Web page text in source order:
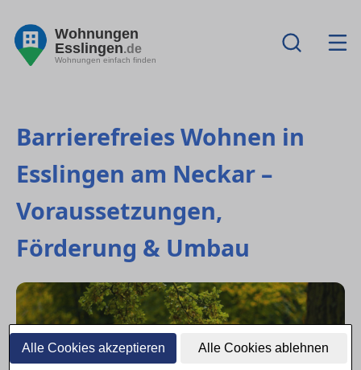
Alle Cookies akzeptieren Alle Cookies ablehnen
Wohnungen
Esslingen.de
Wohnungen einfach finden
Barrierefreies Wohnen in
Esslingen am Neckar –
Voraussetzungen,
Förderung & Umbau